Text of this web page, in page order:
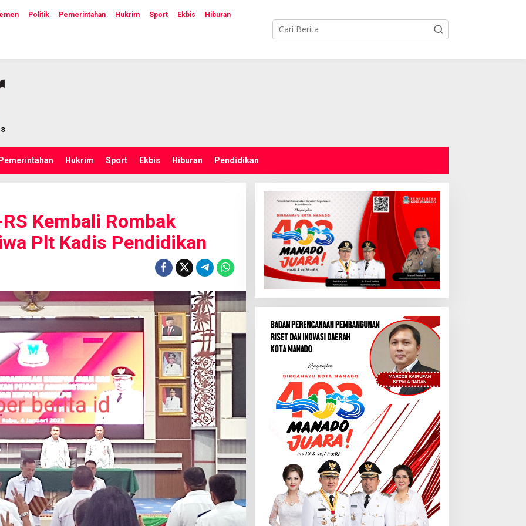
Politik Pemerintahan Hukrim Sport Ekbis Hiburan
Pemerintahan Hukrim Sport Ekbis Hiburan Pendidikan
Kembali Rombak
Plt Kadis Pendidikan